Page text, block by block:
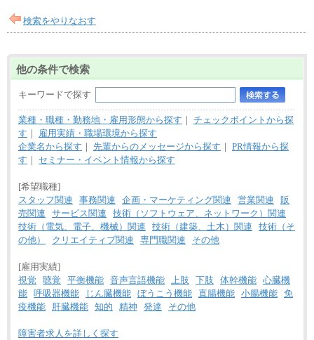
検索をやりなおす
他の条件で検索
キーワードで探す
業種・職種・勤務地・雇用形態から探す ｜ チェックポイントから探
す ｜
雇用実績・職場環境から探す
企業名から探す ｜ 先輩からのメッセージから探す ｜ PR情報から探
す ｜ セミナー・イベント情報から探す
[希望職種]
スタッフ関連
事務関連 企画・マーケティング関連 営業関連
販
売関連
サービス関連
技術（ソフトウェア、ネットワーク）関連
技術（電気、電子、機械）関連
技術（建築、土木）関連
技術（そ
の他）
クリエイティブ関連 専門職関連 その他
[雇用実績]
視覚
聴覚 平衡機能 音声言語機能 上肢 下肢 体幹機能 心臓機
能 呼吸器機能 じん臓機能 ぼうこう機能 直腸機能 小腸機能 免
疫機能
肝臓機能 知的 精神 発達 その他
障害者求人を詳しく探す